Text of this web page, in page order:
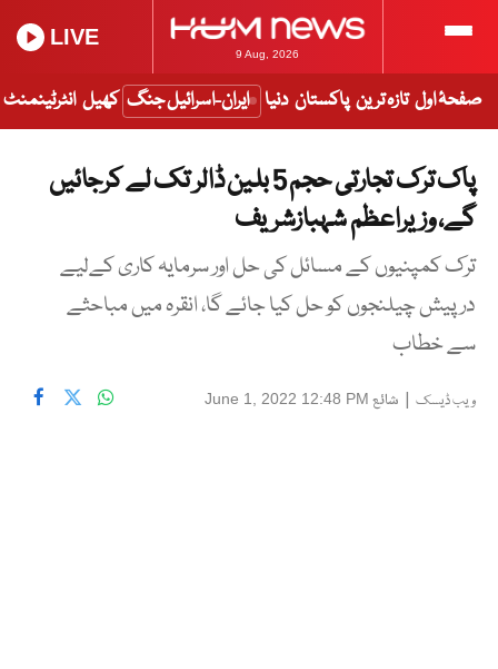
9 Aug, 2026
LIVE
صفحۂ اول تازہ ترین پاکستان دنیا ایران-اسرائیل جنگ کھیل انٹرٹینمنٹ
پاک ترک تجارتی حجم 5 بلین ڈالر تک لے کرجائیں
گے، وزیراعظم شہبازشریف
ترک کمپنیوں کے مسائل کی حل اور سرمایہ کاری کےلیے
درپیش چیلنجوں کو حل کیا جائے گا، انقرہ میں مباحثے
سے خطاب
ویب ڈیسک | شائع June 1, 2022 12:48 PM